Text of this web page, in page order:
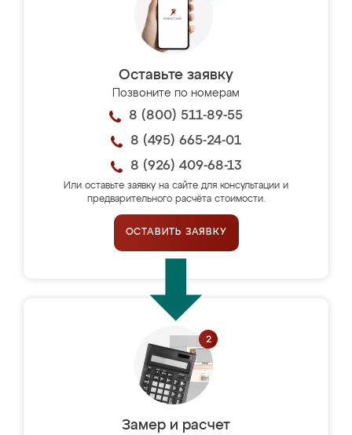
Оставьте заявку
Позвоните по номерам
8 (800) 511-89-55
8 (495) 665-24-01
8 (926) 409-68-13
Или оставьте заявку на сайте для консультации и
предварительного расчёта стоимости.
ОСТАВИТЬ ЗАЯВКУ
Замер и расчет